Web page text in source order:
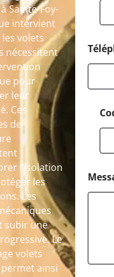
Sainte-Foy-
intervient
volets
nécessitent
pour
leur
Ces
de
l’isolation
les
Les
subir une
Le
volets
ainsi